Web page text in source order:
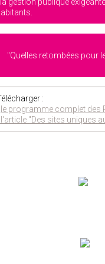
"Quelles retombées pour
:
le programme complet des
l'article "Des sites uniques